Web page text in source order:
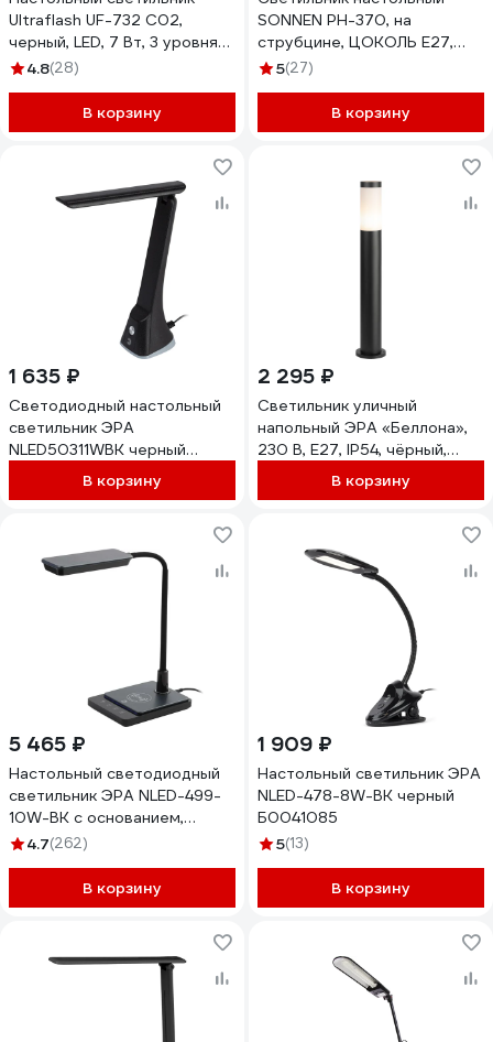
Ultraflash UF-732 С02,
черный, LED, 7 Вт, 3 уровня
яркости 14182
4.8(28)
В корзину
SONNEN PH-370, на
струбцине, ЦОКОЛЬ Е27,
черный, 238235
5(27)
В корзину
1 635 ₽
Светодиодный настольный
светильник ЭРА
NLED50311WBK черный
Б0059855В корзину
2 295 ₽
Светильник уличный
напольный ЭРА «Беллона»,
230 В, E27, IP54, чёрный,
высота 650 мм GBF-103-BL-
0650 Б0071043
В корзину
5 465 ₽
Настольный светодиодный
светильник ЭРА NLED-499-
10W-BK с основанием,
черный Б0052777
4.7(262)
В корзину
1 909 ₽
Настольный светильник ЭРА
NLED-478-8W-BK черный
Б0041085
5(13)
В корзину